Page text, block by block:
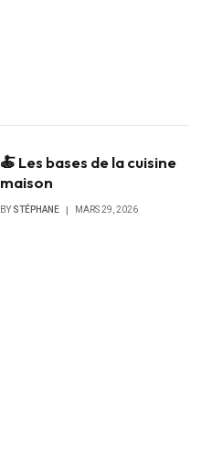
🍝 Les bases de la cuisine
maison
BY STÉPHANE MARS 29, 2026